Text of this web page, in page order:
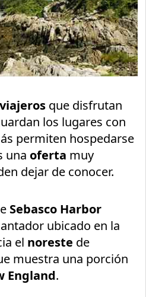
viajeros que disfrutan
los lugares con
permiten hospedarse
una oferta muy
dejar de conocer.
Sebasco Harbor
ubicado en la
el noreste de
muestra una porción
England.